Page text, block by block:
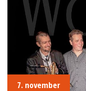
7. november